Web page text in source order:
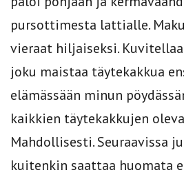
pursottimesta lattialle.
vieraat hiljaiseksi.
joku maistaa täytekakkua
elämässään minun
kaikkien täytekakkujen
Mahdollisesti. Seuraavissa
kuitenkin saattaa huomata